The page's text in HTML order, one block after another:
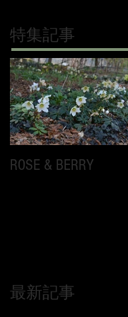
特集記事
ROSE & BERRY
最新記事